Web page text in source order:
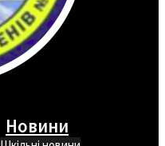
Новини